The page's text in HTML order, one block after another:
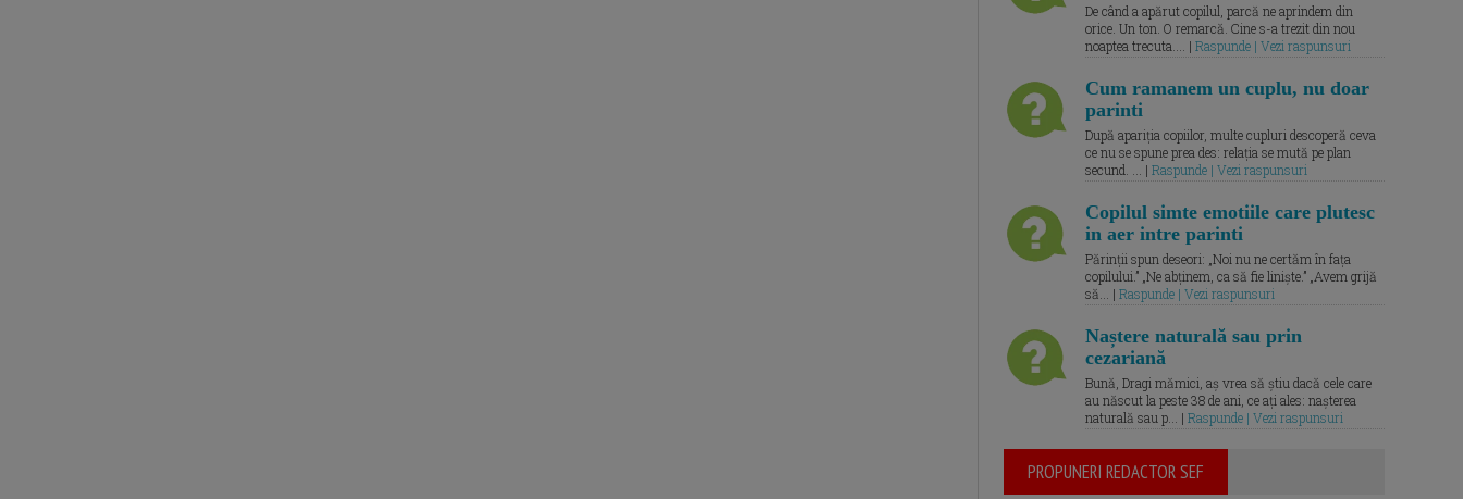
De când a apărut copilul, parcă ne aprindem din
orice. Un ton. O remarcă. Cine s-a trezit din nou
noaptea trecuta.... | Raspunde | Vezi raspunsuri
Cum ramanem un cuplu, nu doar
parinti
După apariția copiilor, multe cupluri descoperă ceva
ce nu se spune prea des: relația se mută pe plan
secund. ... | Raspunde | Vezi raspunsuri
Copilul simte emotiile care plutesc
in aer intre parinti
Părinții spun deseori: „Noi nu ne certăm în fața
copilului.” „Ne abținem, ca să fie liniște.” „Avem grijă
să... | Raspunde | Vezi raspunsuri
Naștere naturală sau prin
cezariană
Bună, Dragi mămici, aș vrea să știu dacă cele care
au născut la peste 38 de ani, ce ați ales: nașterea
naturală sau p... | Raspunde | Vezi raspunsuri
PROPUNERI REDACTOR SEF